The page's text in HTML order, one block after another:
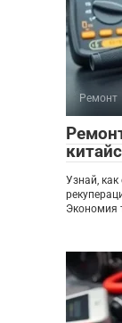
Ремонт
Узнай,
Экономия